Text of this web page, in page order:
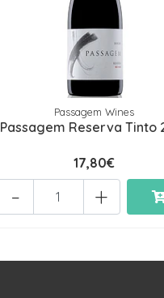
Passagem Wines
Passagem Reserva Tinto
17,80€
+
-